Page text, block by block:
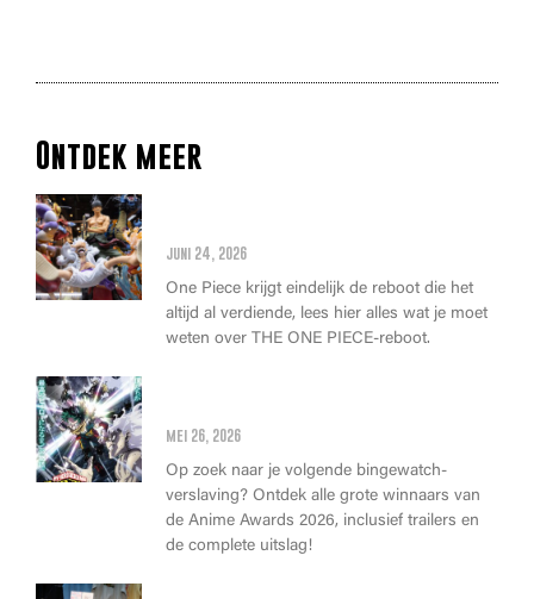
Ontdek meer
juni 24, 2026
One Piece krijgt eindelijk de reboot die het
altijd al verdiende, lees hier alles wat je moet
weten over THE ONE PIECE-reboot.
mei 26, 2026
Op zoek naar je volgende bingewatch-
verslaving? Ontdek alle grote winnaars van
de Anime Awards 2026, inclusief trailers en
de complete uitslag!